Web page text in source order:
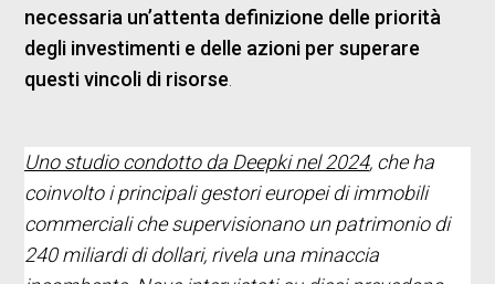
necessaria un’attenta definizione delle priorità
degli investimenti e delle azioni per superare
questi vincoli di risorse.
Uno studio condotto da Deepki nel 2024, che ha
coinvolto i principali gestori europei di immobili
commerciali che supervisionano un patrimonio di
240 miliardi di dollari, rivela una minaccia